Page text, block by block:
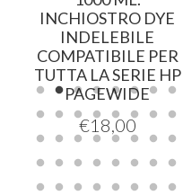
INCHIOSTRO DYE
INDELEBILE
COMPATIBILE PER
TUTTA LA SERIE HP
PAGEWIDE
€18,00